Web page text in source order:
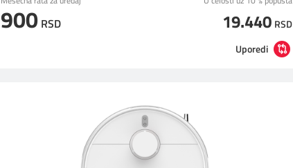
900 RSD 19.440 RSD
Uporedi